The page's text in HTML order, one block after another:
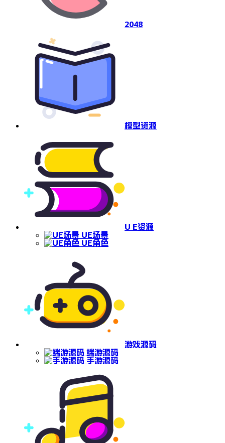
2048
模型资源
U E资源
UE场景
UE角色
游戏源码
端游源码
手游源码